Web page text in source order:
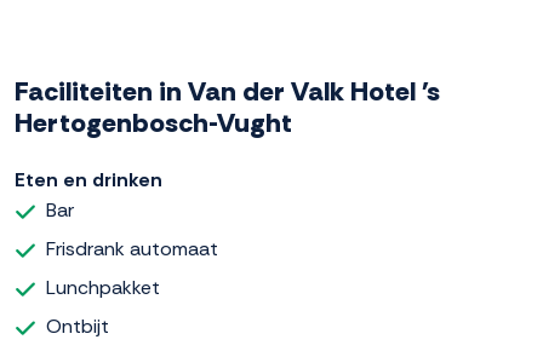
Faciliteiten in Van der Valk Hotel 's
Hertogenbosch-Vught
Eten en drinken
Bar
Frisdrank automaat
Lunchpakket
Ontbijt